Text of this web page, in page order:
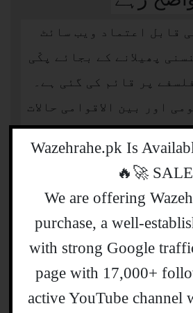
قابل اعتماد ویب سائٹ
پھیلانے کے بجائے پکّی
پر قائم کی گئی ہے۔
اور بین الاقوامی حالات
کے پہلو کو مدنظر
پیش کئے جاتے ہیں۔
🔥🚀 !Wazehrahe.pk Is
SALE 🚀🔥
We are offering
purchase, a well-
with strong Google
page with 17,000+
active YouTube channel